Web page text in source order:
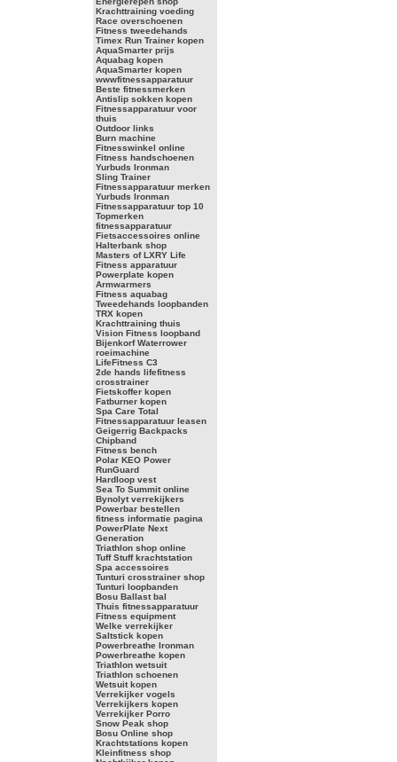
Krachttraining voeding
Race overschoenen
Fitness tweedehands
Timex Run Trainer kopen
AquaSmarter prijs
Aquabag kopen
AquaSmarter kopen
wwwfitnessapparatuur
Beste fitnessmerken
Antislip sokken kopen
Fitnessapparatuur voor
thuis
Outdoor links
Burn machine
Fitnesswinkel online
Fitness handschoenen
Yurbuds Ironman
Sling Trainer
Fitnessapparatuur merken
Yurbuds Ironman
Fitnessapparatuur top 10
Topmerken
fitnessapparatuur
Fietsaccessoires online
Halterbank shop
Masters of LXRY Life
Fitness apparatuur
Powerplate kopen
Armwarmers
Fitness aquabag
Tweedehands loopbanden
TRX kopen
Krachttraining thuis
Vision Fitness loopband
Bijenkorf Waterrower
roeimachine
LifeFitness C3
2de hands lifefitness
crosstrainer
Fietskoffer kopen
Fatburner kopen
Spa Care Total
Fitnessapparatuur leasen
Geigerrig Backpacks
Chipband
Fitness bench
Polar KEO Power
RunGuard
Hardloop vest
Sea To Summit online
Bynolyt verrekijkers
Powerbar bestellen
fitness informatie pagina
PowerPlate Next
Generation
Triathlon shop online
Tuff Stuff krachtstation
Spa accessoires
Tunturi crosstrainer shop
Tunturi loopbanden
Bosu Ballast bal
Thuis fitnessapparatuur
Fitness equipment
Welke verrekijker
Saltstick kopen
Powerbreathe Ironman
Powerbreathe kopen
Triathlon wetsuit
Triathlon schoenen
Wetsuit kopen
Verrekijker vogels
Verrekijkers kopen
Verrekijker Porro
Snow Peak shop
Bosu Online shop
Krachtstations kopen
Kleinfitness shop